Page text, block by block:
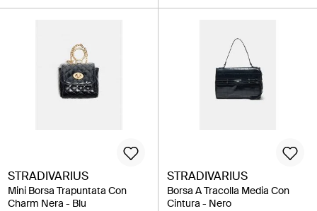
STRADIVARIUS
Mini Borsa Trapuntata Con
Charm Nera - Blu
STRADIVARIUS
Borsa A Tracolla Media Con
Cintura - Nero